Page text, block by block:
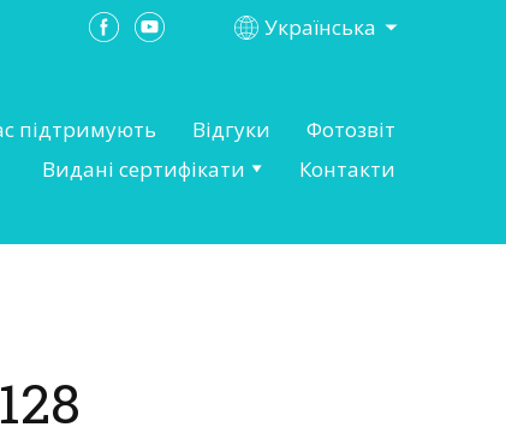
Українська
підтримують Відгуки
Фотозвіт
Видані сертифікати
Контакти